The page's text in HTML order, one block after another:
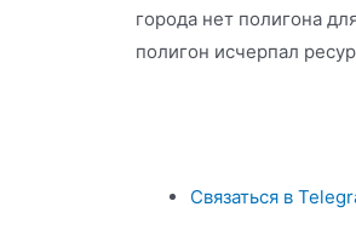
города нет полигона
полигон исчерпал
Связаться в